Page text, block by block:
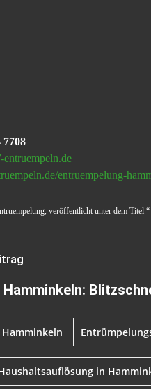
7708
entruempelung-
veröffentlicht unter dem Titel “
Hamminkeln:
in